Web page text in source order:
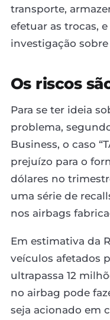
transporte,
efetuar as trocas,
investigação
Os riscos
Para se ter ideia
problema,
Business, o caso
prejuízo para o
dólares no
uma série de
nos airbags
Em estimativa da
veículos afetados
ultrapassa 12
no airbag pode
seja acionado em